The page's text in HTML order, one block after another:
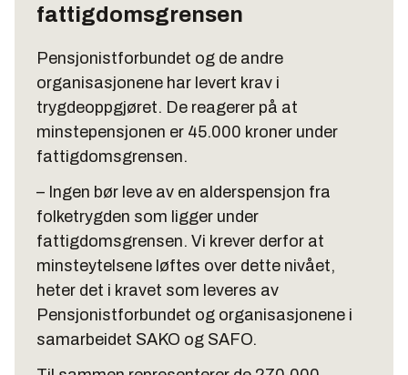
fattigdomsgrensen
Pensjonistforbundet og de andre
organisasjonene har levert krav i
trygdeoppgjøret. De reagerer på at
minstepensjonen er 45.000 kroner under
fattigdomsgrensen.
– Ingen bør leve av en alderspensjon fra
folketrygden som ligger under
fattigdomsgrensen. Vi krever derfor at
minsteytelsene løftes over dette nivået,
heter det i kravet som leveres av
Pensjonistforbundet og organisasjonene i
samarbeidet SAKO og SAFO.